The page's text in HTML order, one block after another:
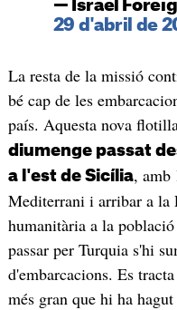
— Israel
29 d'abril de
La resta de la missió
bé cap de les
país. Aquesta nova
diumenge passat
a l'est de Sicília, amb
Mediterrani i arribar a la
humanitària a la
passar per Turquia s'hi
d'embarcacions. Es
més gran que hi ha